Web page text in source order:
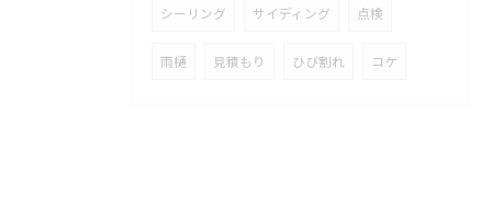
シーリング サイディング 点検
雨樋 見積もり ひび割れ コケ